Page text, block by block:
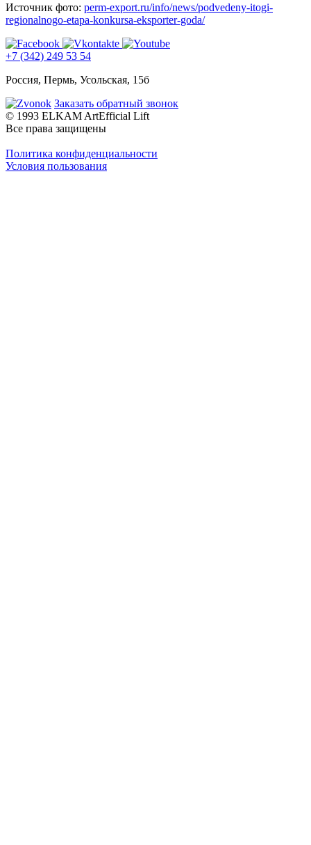
Источник фото: perm-export.ru/info/news/podvedeny-itogi-
regionalnogo-etapa-konkursa-eksporter-goda/
+7 (342) 249 53 54
Россия, Пермь, Усольская, 15б
Заказать обратный звонок
© 1993 ELKAM ArtEfficial Lift
Все права защищены
Политика конфиденциальности
Условия пользования